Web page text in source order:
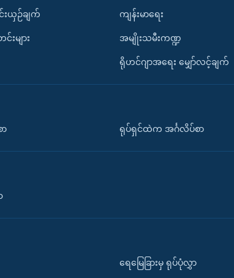
းယှဉ်ချက်
းများ
ကျန်းမာရေး
အမျိုးသမီးကဏ္ဍ
ရိုဟင်ဂျာအရေး မျှော်လင့်ချက်
ရုပ်ရှင်ထဲက အင်္ဂလိပ်စာ
ရေမြေခြားမှ ရုပ်ပုံလွှာ